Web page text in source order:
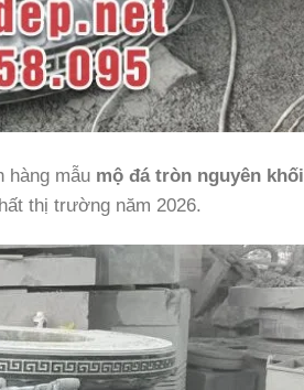
hàng mẫu mộ đá tròn nguyên khối
thị trường năm 2026.